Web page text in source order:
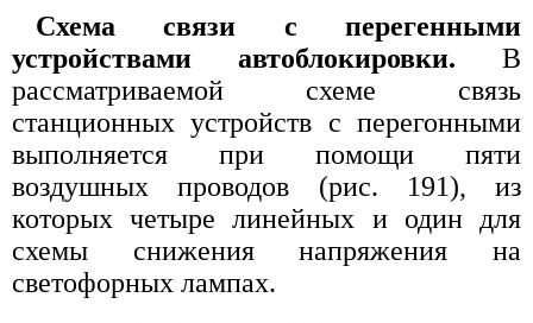
Схема связи с перегенными
устройствами автоблокировки. В
рассматриваемой схеме связь
станционных устройств с перегонными
выполняется при помощи пяти
воздушных проводов (рис. 191), из
которых четыре линейных и один для
схемы снижения напряжения на
светофорных лампах.